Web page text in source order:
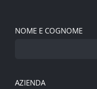
NOME E COGNOME
AZIENDA